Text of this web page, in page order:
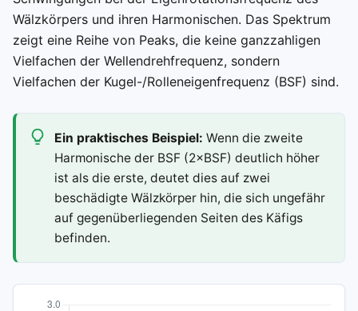
Wälzkörpers und ihren Harmonischen. Das Spektrum
zeigt eine Reihe von Peaks, die keine ganzzahligen
Vielfachen der Wellendrehfrequenz, sondern
Vielfachen der Kugel-/Rolleneigenfrequenz (BSF) sind.
Ein praktisches Beispiel: Wenn die zweite
Harmonische der BSF (2×BSF) deutlich höher
ist als die erste, deutet dies auf zwei
beschädigte Wälzkörper hin, die sich ungefähr
auf gegenüberliegenden Seiten des Käfigs
befinden.